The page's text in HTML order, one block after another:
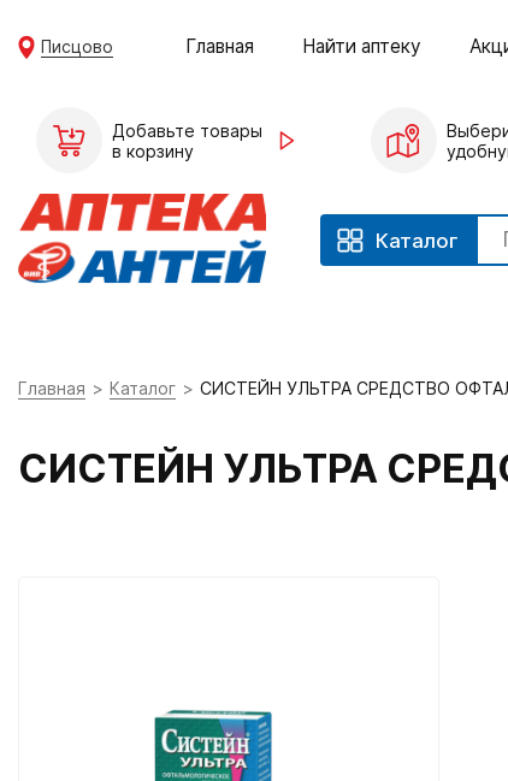
Писцово Главная Найти аптеку
Добавьте товары
в корзину
Каталог
Главная Каталог СИСТЕЙН УЛЬТРА СРЕДСТВО
СИСТЕЙН УЛЬТРА